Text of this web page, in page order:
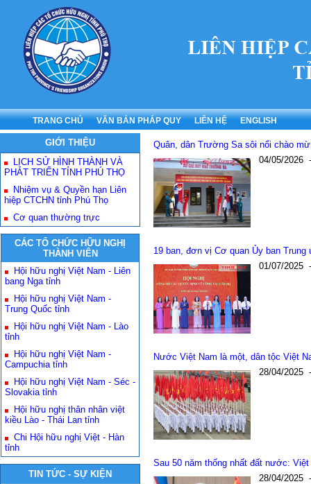
TRANG CHỦ VĂN BẢN PHÁP QUY LIÊN HỆ ENGLISH
GIỚI THIỆU
LỊCH SỬ HÌNH THÀNH VÀ
PHÁT TRIỂN TỈNH PHÚ THỌ
Nhiệm vụ & Quyền hạn Liên
hiệp CTCHN tỉnh Phú Thọ
Cơ quan thường trực
CÁC TỔ CHỨC HỮU NGHỊ
THÀNH VIÊN
Hội hữu nghị Việt Nam - Liên
bang Nga tỉnh
Hội hữu nghị Việt Nam -
Trung Quốc tỉnh
Hội hữu nghị Việt Nam - Lào
tỉnh
Hội hữu nghị Việt Nam -
Campuchia tỉnh
Hội hữu nghị Việt Nam - Séc -
Slovakia tỉnh
Hội hữu nghị thân nhân việt
kiều Lào - Thái Lan tỉnh
Chi Hội hữu nghị Việt - Hàn
tỉnh
TIN TỨC - SỰ KIỆN
Quân, dân Trường Sa sôi nổi chào
04/05/2026
19 ban, đơn vị Cơ quan Ủy ban
01/07/2025
Nước Việt Nam là một, dân tộc Việt
28/04/2025
Sau 50 năm thống nhất đất nước:
28/04/2025